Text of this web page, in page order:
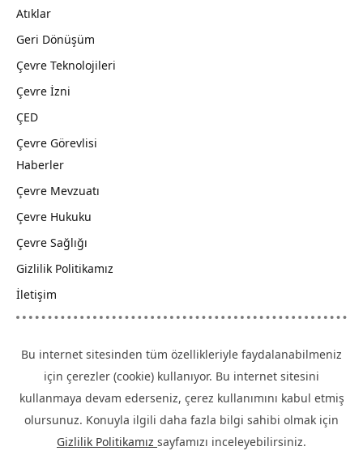
Atıklar
Geri Dönüşüm
Çevre Teknolojileri
Çevre İzni
ÇED
Çevre Görevlisi
Haberler
Çevre Mevzuatı
Çevre Hukuku
Çevre Sağlığı
Gizlilik Politikamız
İletişim
Bu internet sitesinden tüm özellikleriyle faydalanabilmeniz
için çerezler (cookie) kullanıyor. Bu internet sitesini
kullanmaya devam ederseniz, çerez kullanımını kabul etmiş
olursunuz. Konuyla ilgili daha fazla bilgi sahibi olmak için
Gizlilik Politikamız sayfamızı inceleyebilirsiniz.